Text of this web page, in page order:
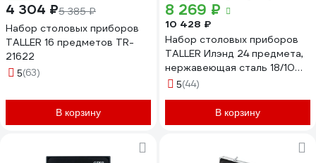
4 304 ₽5 385 ₽
Набор столовых приборов
TALLER 16 предметов TR-
21622
5(63)
В корзину
8 269 ₽
10 428 ₽
Набор столовых приборов
TALLER Илэнд 24 предмета,
нержавеющая сталь 18/10
TR-21603
5(44)
В корзину